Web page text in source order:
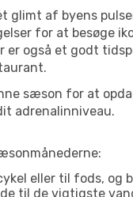
af byens
for at besøge
også et godt
sæson for at
adrenalinniveau.
eller til fods,
til de vigtigste